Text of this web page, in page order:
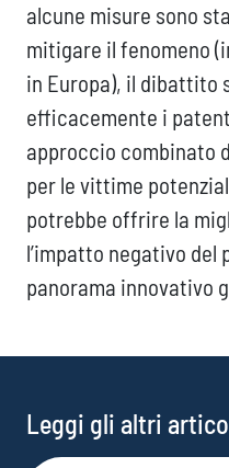
alcune misure sono
mitigare il fenomeno
in Europa), il dibattito
efficacemente i
approccio combinato
per le vittime
potrebbe offrire la
l’impatto negativo del
panorama innovativo
Leggi gli altri